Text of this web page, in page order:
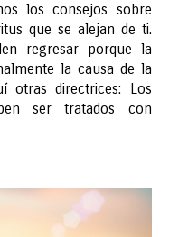
los consejos sobre
que se alejan de ti.
regresar porque la
la causa de la
otras directrices: Los
ser tratados con